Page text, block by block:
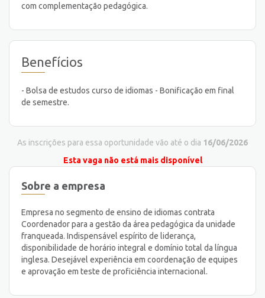
com complementação pedagógica.
Benefícios
- Bolsa de estudos curso de idiomas - Bonificação em final
de semestre.
As inscrições para essa oportunidade vão até o dia 16/06/2026
Esta vaga não está mais disponível
Sobre a empresa
Empresa no segmento de ensino de idiomas contrata
Coordenador para a gestão da área pedagógica da unidade
franqueada. Indispensável espírito de liderança,
disponibilidade de horário integral e domínio total da língua
inglesa. Desejável experiência em coordenação de equipes
e aprovação em teste de proficiência internacional.